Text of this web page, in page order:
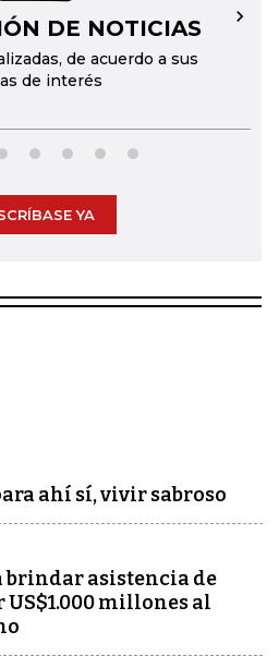
DE NOTICIAS
de acuerdo a sus
de interés
→
YA
ahí sí, vivir sabroso
brindar asistencia de
millones al